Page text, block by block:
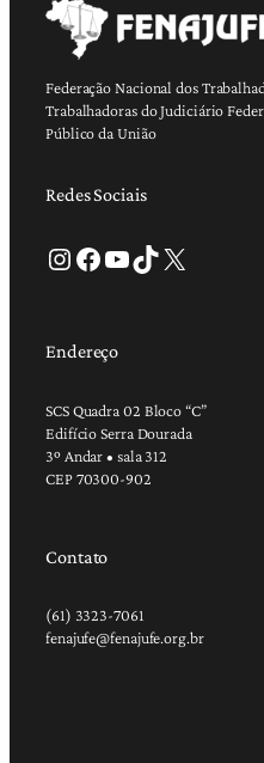
Federação Nacional dos
Trabalhadoras do Judiciário
Público da União
Redes Sociais
Instagram Facebook Youtube TikTok X
Endereço
SCS Quadra 02 Bloco “C”
Edifício Serra Dourada
3º Andar • sala 312
CEP 70300-902
Contato
(61) 3323-7061
fenajufe@fenajufe.org.br